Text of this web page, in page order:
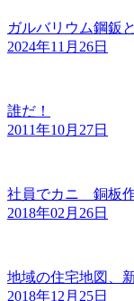
ガルバリウム鋼鈑
2024年11月26日
誰だ！
2011年10月27日
社員でカニ 銅板
2018年02月26日
地域の住宅地図、
2018年12月25日